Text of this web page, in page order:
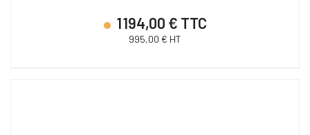
1 194,00 € TTC
995,00 € HT